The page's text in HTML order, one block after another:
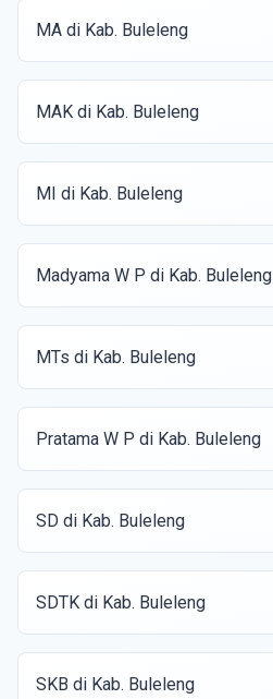
MA di Kab. Buleleng
MAK di Kab. Buleleng
MI di Kab. Buleleng
Madyama W P di Kab. Buleleng
MTs di Kab. Buleleng
Pratama W P di Kab. Buleleng
SD di Kab. Buleleng
SDTK di Kab. Buleleng
SKB di Kab. Buleleng